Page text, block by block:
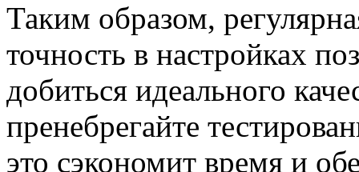
Таким образом,
точность в настройках
добиться идеального
пренебрегайте
это сэкономит время и